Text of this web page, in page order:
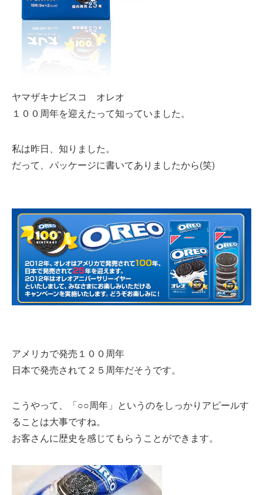
ヤマザキナビスコ オレオ
１００周年を迎えたって知っていました。
私は昨日、知りました。
だって、パッケージに書いてありましたから(笑)
アメリカで発売１００周年
日本で発売されて２５周年だそうです。
こうやって、「○○周年」というのをしっかりアピールす
ることは大事ですね。
お客さんに歴史を感じてもらうことができます。